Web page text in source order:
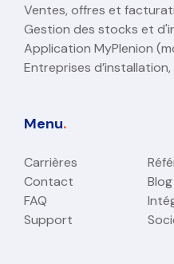
Ventes, offres et
Gestion des stocks et
Application MyPlenion
Entreprises
Menu.
Carrières
Contact
Blog
FAQ
Support